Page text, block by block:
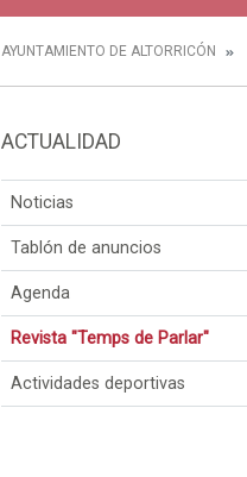
AYUNTAMIENTO DE ALTORRICÓN
ACTUALIDAD
Noticias
Tablón de anuncios
Agenda
Revista "Temps de Parlar"
Actividades deportivas